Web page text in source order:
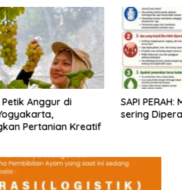
SAPI PERAH: Mengapa Harus
sering Diperah?